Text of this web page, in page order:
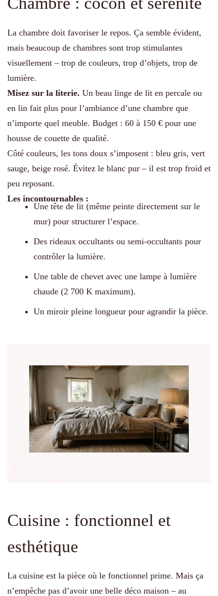
La chambre doit favoriser le repos. Ça semble évident,
mais beaucoup de chambres sont trop stimulantes
visuellement – trop de couleurs, trop d’objets, trop de
lumière.
Misez sur la literie. Un beau linge de lit en percale ou
en lin fait plus pour l’ambiance d’une chambre que
n’importe quel meuble. Budget : 60 à 150 € pour une
housse de couette de qualité.
Côté couleurs, les tons doux s’imposent : bleu gris, vert
sauge, beige rosé. Évitez le blanc pur – il est trop froid et
peu reposant.
Les incontournables :
Une tête de lit (même peinte directement sur le
mur) pour structurer l’espace.
Des rideaux occultants ou semi-occultants pour
contrôler la lumière.
Une table de chevet avec une lampe à lumière
chaude (2 700 K maximum).
Un miroir pleine longueur pour agrandir la pièce.
Cuisine : fonctionnel et
esthétique
La cuisine est la pièce où le fonctionnel prime. Mais ça
n’empêche pas d’avoir une belle déco maison – au